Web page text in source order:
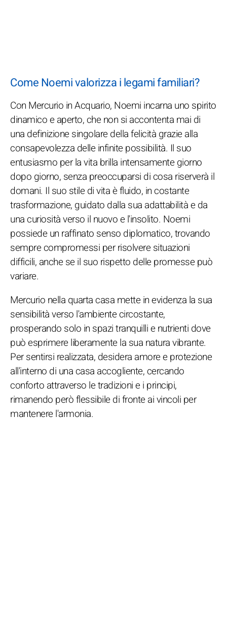
Come Noemi valorizza i legami familiari?
Con Mercurio in Acquario, Noemi incarna uno spirito
dinamico e aperto, che non si accontenta mai di
una definizione singolare della felicità grazie alla
consapevolezza delle infinite possibilità. Il suo
entusiasmo per la vita brilla intensamente giorno
dopo giorno, senza preoccuparsi di cosa riserverà il
domani. Il suo stile di vita è fluido, in costante
trasformazione, guidato dalla sua adattabilità e da
una curiosità verso il nuovo e l'insolito. Noemi
possiede un raffinato senso diplomatico, trovando
sempre compromessi per risolvere situazioni
difficili, anche se il suo rispetto delle promesse può
variare.
Mercurio nella quarta casa mette in evidenza la sua
sensibilità verso l'ambiente circostante,
prosperando solo in spazi tranquilli e nutrienti dove
può esprimere liberamente la sua natura vibrante.
Per sentirsi realizzata, desidera amore e protezione
all'interno di una casa accogliente, cercando
conforto attraverso le tradizioni e i principi,
rimanendo però flessibile di fronte ai vincoli per
mantenere l'armonia.